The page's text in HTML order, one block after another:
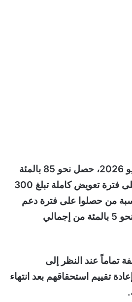
ووفقاً لبيانات شهر مايو 2026، حصل نحو 85 بالمئة
من أعضاء الصندوق على فترة تعويض كاملة تبلغ 300
نسبة من حصلوا على فترة دعم
قدرها 100 يوم فقط نحو 5 بالمئة من إجمالي
تماماً عند النظر إلى
تقييم استحقاقهم بعد انتهاء